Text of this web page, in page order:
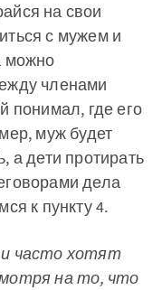
на свои
с мужем и
можно
членами
понимал, где его
муж будет
а дети протирать
дела
к пункту 4.
часто хотят
на то, что